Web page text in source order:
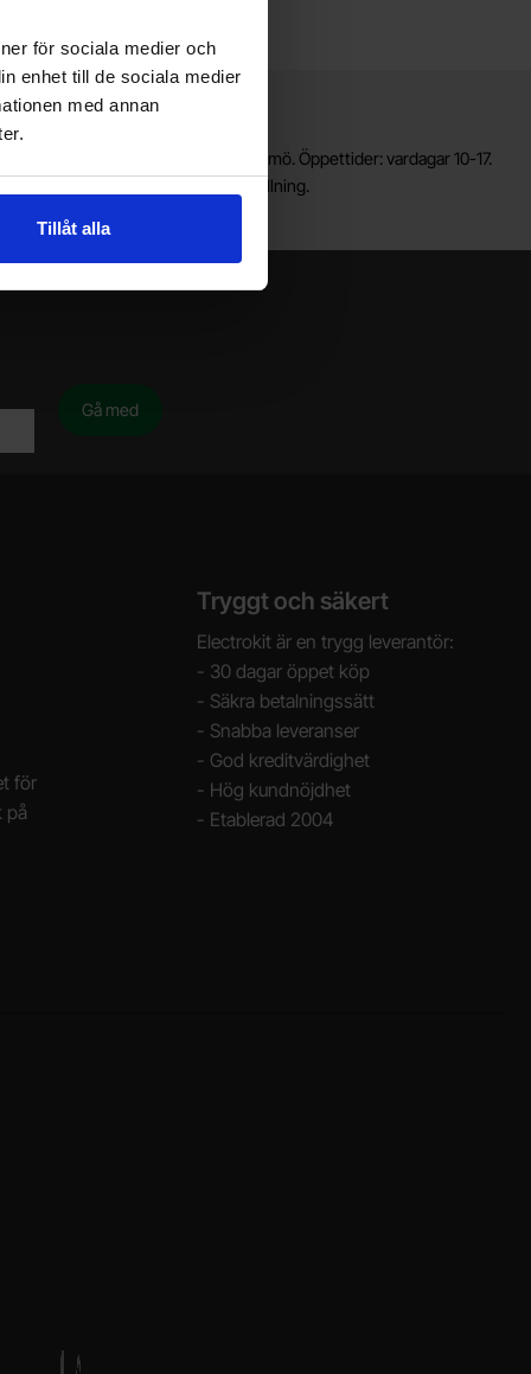
för sociala medier och
enhet till de sociala medier
med annan
Tillåt alla
i Malmö
till vår nya lagerbutik i Malmö. Öppettider: vardagar 10-17.
snabbare service, gör en förbeställning.
för
på
Tryggt och säkert
Electrokit är en trygg leverantör:
- 30 dagar öppet köp
- Säkra betalningssätt
- Snabba leveranser
- God kreditvärdighet
- Hög kundnöjdhet
- Etablerad 2004